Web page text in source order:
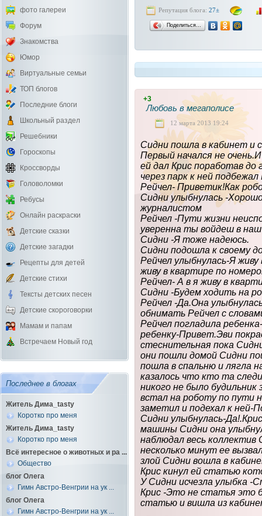
фото галереи
Форум
Знакомства
Юмор
Виртуальные семьи
ТОП блогов
Последние блоги
Школьный раздел
Решебники
Гороскопы
Кроссворды
Головоломки
Ребусы
Онлайн раскраски
Детские сказки
Детские загадки
Рецепты для детей
Детские стихи
Тексты детских песен
Детские скороговорки
Мамам и папам
Встречаем Новый год
Последнее в блогах
Житель Дима_tasty
Коротко про меня
Житель Дима_tasty
Коротко про меня
Всё интересное о животных и ра ...
Общество
блог Олега
Гимн Австро-Венгрии на ук ...
блог Олега
Гимн Австро-Венгрии на ук ...
Репутация блога: 27±
Поделиться…
+3
Любовь в мегаполисе
12 марта 2013 19:24
Сидни пошла в кабинет и
Первый начался не
ей дал Крис поработав до
через парк к ней
Рейчел- Приветик!Как
Сидни улыбнулась -
журналистом
Рейчел -Пути жизни
уверенна ты войдеш в
Сидни -Я тоже надеюсь.
Сидни подошла к своему
Рейчел улыбнулась-Я
живу в квартире по
Рейчел- А в я живу в
Сидни -Будем ходить на
Рейчел -Да.Она
обнимать Рейчел с
Рейчел погладила
ребенку-Привет.Эви
стеснительная пока
они пошли домой Сидни
пошла в спальню и лягла
казалось что кто та
никого не было будильник
встал на роботу по пути
заметил и подехал к ней-
Сидни улыбнулась-
машины Сидни она
наблюдал весь коллектив
несколько минут ее
злой Сидни вошла в
Крис кинул ей статью
У Сидни исчезла улыбка -
Крис -Это не статья это
статью и вишла из